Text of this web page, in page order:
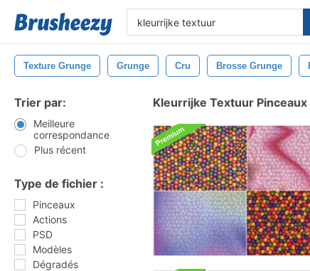
Texture Grunge Grunge Cru Brosse Grunge
Trier par:
Meilleure
correspondance
Plus récent
Type de fichier :
Pinceaux
Actions
PSD
Modèles
Dégradés
Kleurrijke Textuur Pinceaux